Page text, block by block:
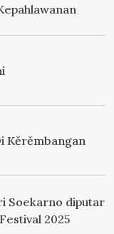
Kěrěmbangan
Soekarno diputar
2025